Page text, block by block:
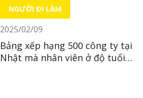
NGƯỜI ĐI LÀM
2025/02/09
Bảng xếp hạng 500 công ty tại
Nhật mà nhân viên ở độ tuổi